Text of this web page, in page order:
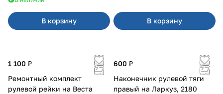
В корзину В корзину
1 100 ₽
Ремонтный комплект
рулевой рейки на Веста
600 ₽
Наконечник рулевой тяги
правый на Ларкуз, 2180